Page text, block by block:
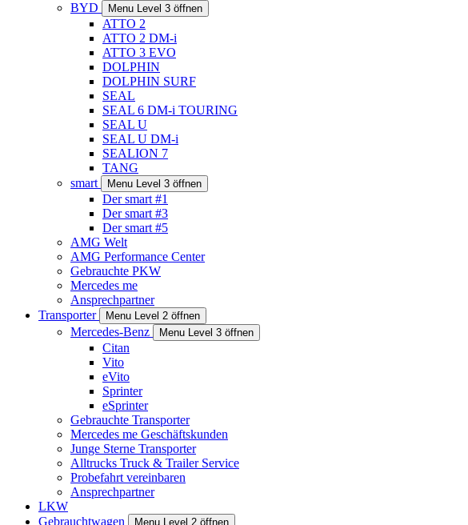
BYD
Menu Level 3 öffnen
ATTO 2
ATTO 2 DM-i
ATTO 3 EVO
DOLPHIN
DOLPHIN SURF
SEAL
SEAL 6 DM-i TOURING
SEAL U
SEAL U DM-i
SEALION 7
TANG
smart
Menu Level 3 öffnen
Der smart #1
Der smart #3
Der smart #5
AMG Welt
AMG Performance Center
Gebrauchte PKW
Mercedes me
Ansprechpartner
Transporter
Menu Level 2 öffnen
Mercedes-Benz Menu Level 3 öffnen
Citan
Vito
eVito
Sprinter
eSprinter
Gebrauchte Transporter
Mercedes me Geschäftskunden
Junge Sterne Transporter
Alltrucks Truck & Trailer Service
Probefahrt vereinbaren
Ansprechpartner
LKW
Gebrauchtwagen
Menu Level 2 öffnen